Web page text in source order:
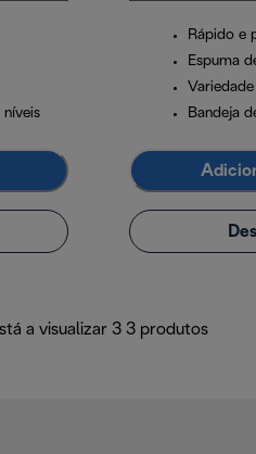
níveis
Rápido e
Espuma
Bandeja
a visualizar 3 3 produtos